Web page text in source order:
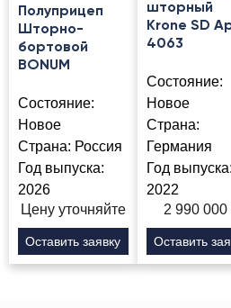
Полуприцеп
Шторно-
бортовой
BONUM
Состояние:
Новое
Страна: Россия
Год выпуска:
2026
Цену уточняйте
Оставить заявку
шторный
Krone SD
4063
Состояние:
Новое
Страна:
Германия
Год выпуска:
2022
2 990 000
Оставить